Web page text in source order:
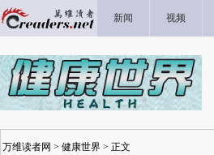
新闻 视频
万维读者网 > 健康世界 > 正文